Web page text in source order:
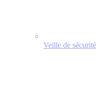
Veille de sécurité